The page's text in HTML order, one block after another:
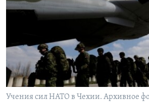
Learning English
СОЦИАЛЬНЫЕ СЕТИ
Учения сил НАТО в Чехии. Архивное